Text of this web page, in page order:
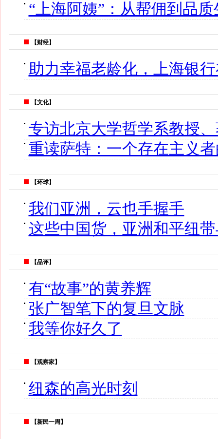
“上海阿姨”：从帮佣到品
【财经】
助力幸福老龄化，上海银
【文化】
专访北京大学哲学系教授
重读萨特：一个存在主义
【环球】
我们亚洲，云也手握手
这些中国货，亚洲和平纽
【品评】
有“故事”的黄养辉
张广智笔下的复旦文脉
我等你好久了
【观察家】
纽森的高光时刻
【新民一周】